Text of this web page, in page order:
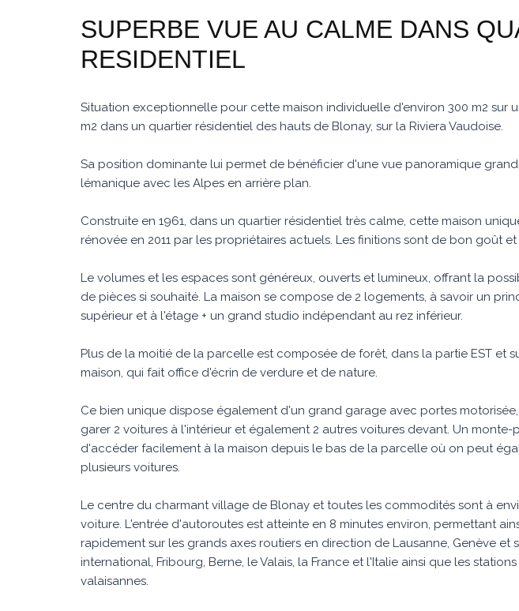
SUPERBE VUE AU CALME DANS
RESIDENTIEL
Situation exceptionnelle pour cette maison individuelle d'environ 300 m2 sur
m2 dans un quartier résidentiel des hauts de Blonay, sur la Riviera Vaudoise.
Sa position dominante lui permet de bénéficier d'une vue panoramique
lémanique avec les Alpes en arrière plan.
Construite en 1961, dans un quartier résidentiel très calme, cette maison
rénovée en 2011 par les propriétaires actuels. Les finitions sont de bon goût
Le volumes et les espaces sont généreux, ouverts et lumineux, offrant la
de pièces si souhaité. La maison se compose de 2 logements, à savoir un
supérieur et à l'étage + un grand studio indépendant au rez inférieur.
Plus de la moitié de la parcelle est composée de forêt, dans la partie EST et
maison, qui fait office d'écrin de verdure et de nature.
Ce bien unique dispose également d'un grand garage avec portes
garer 2 voitures à l'intérieur et également 2 autres voitures devant. Un monte-
d'accéder facilement à la maison depuis le bas de la parcelle où on peut
plusieurs voitures.
Le centre du charmant village de Blonay et toutes les commodités sont à
voiture. L'entrée d'autoroutes est atteinte en 8 minutes environ, permettant
rapidement sur les grands axes routiers en direction de Lausanne, Genève et
international, Fribourg, Berne, le Valais, la France et l'Italie ainsi que les
valaisannes.